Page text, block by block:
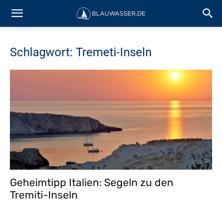
Schlagwort: Tremeti-Inseln
Geheimtipp Italien: Segeln zu den
Tremiti-Inseln